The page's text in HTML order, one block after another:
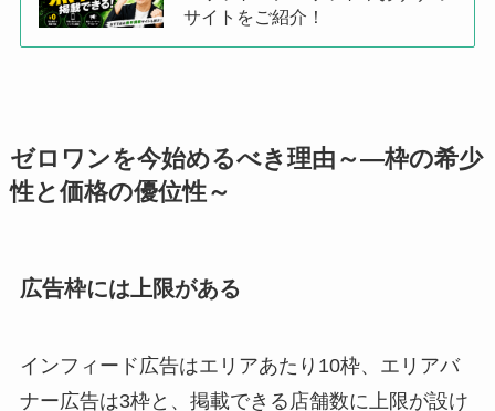
サイトをご紹介！
ゼロワンを今始めるべき理由～—枠の希少
性と価格の優位性～
広告枠には上限がある
インフィード広告はエリアあたり10枠、エリアバ
ナー広告は3枠と、掲載できる店舗数に上限が設け